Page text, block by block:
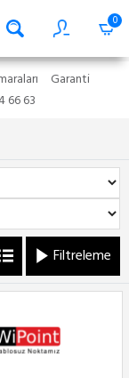
0
Garanti
66 63
Filtreleme